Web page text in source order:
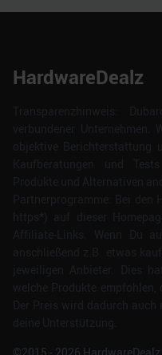
HardwareDealz